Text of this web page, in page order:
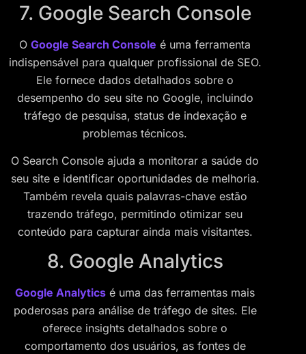
7. Google Search Console
O Google Search Console é uma ferramenta
indispensável para qualquer profissional de SEO.
Ele fornece dados detalhados sobre o
desempenho do seu site no Google, incluindo
tráfego de pesquisa, status de indexação e
problemas técnicos.
O Search Console ajuda a monitorar a saúde do
seu site e identificar oportunidades de melhoria.
Também revela quais palavras-chave estão
trazendo tráfego, permitindo otimizar seu
conteúdo para capturar ainda mais visitantes.
8. Google Analytics
Google Analytics é uma das ferramentas mais
poderosas para análise de tráfego de sites. Ele
oferece insights detalhados sobre o
comportamento dos usuários, as fontes de